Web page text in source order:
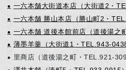
● 一六本舗大街道本店（大街道2・
● 一六本舗 勝山本店（勝山町2・
● 一六本舗 道後本館前店（道後湯之
● 薄墨羊羹（大街道1・TEL.943-0438
● 里商店（道後湯之町・TEL.921-